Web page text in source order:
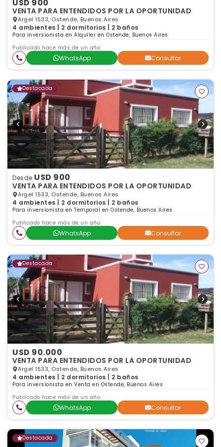
USD 900
VENTA PARA ENTENDIDOS POR LA OPORTUNIDAD
Argel 1533, Ostende, Buenos Aires
4 ambientes | 2 dormitorios | 2 baños
Para inversionista en Alquiler en Ostende, Buenos Aires
Publicado hace más de un año
WhatsApp Consultar
Destacada
Desde USD 900
VENTA PARA ENTENDIDOS POR LA OPORTUNIDAD
Argel 1533, Ostende, Buenos Aires
4 ambientes | 2 dormitorios | 2 baños
Para inversionista en Temporal en Ostende, Buenos Aires
Publicado hace más de un año
WhatsApp Consultar
Destacada
USD 90.000
VENTA PARA ENTENDIDOS POR LA OPORTUNIDAD
Argel 1533, Ostende, Buenos Aires
4 ambientes | 2 dormitorios | 2 baños
Para inversionista en Venta en Ostende, Buenos Aires
Publicado hace más de un año
WhatsApp Consultar
Destacada